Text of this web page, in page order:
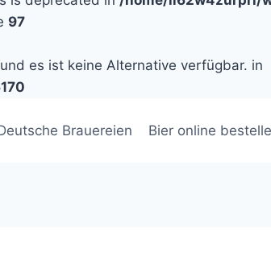
97
und es ist keine Alternative verfügbar. in
Brauereien Bier online